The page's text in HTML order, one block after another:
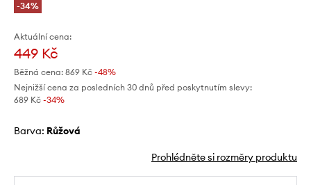
-34%
Aktuální cena:
449 Kč
Běžná cena: 869 Kč -48%
Nejnižší cena za posledních 30 dnů před poskytnutím slevy:
689 Kč -34%
Barva: růžová
Prohlédněte si rozměry produktu